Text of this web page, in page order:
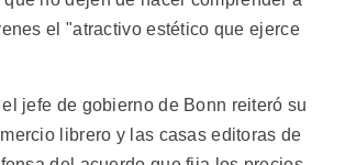
el "atractivo estético que ejerce
jefe de gobierno de Bonn reiteró su
librero y las casas editoras de